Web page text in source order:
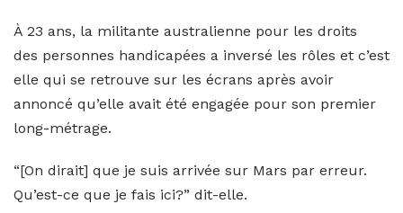
À 23 ans, la militante australienne pour les droits
des personnes handicapées a inversé les rôles et c’est
elle qui se retrouve sur les écrans après avoir
annoncé qu’elle avait été engagée pour son premier
long-métrage.
“[On dirait] que je suis arrivée sur Mars par erreur.
Qu’est-ce que je fais ici?” dit-elle.